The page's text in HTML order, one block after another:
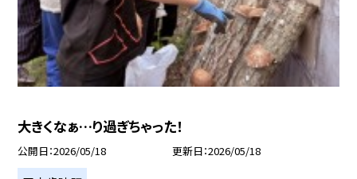
大きくなぁ…り過ぎちゃった！
公開日 2026/05/18 更新日 2026/05/18